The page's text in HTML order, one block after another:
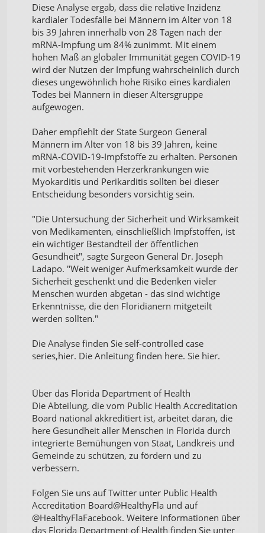
Diese Analyse ergab, dass die relative Inzidenz
kardialer Todesfälle bei Männern im Alter von 18
bis 39 Jahren innerhalb von 28 Tagen nach der
mRNA-Impfung um 84% zunimmt. Mit einem
hohen Maß an globaler Immunität gegen COVID-19
wird der Nutzen der Impfung wahrscheinlich durch
dieses ungewöhnlich hohe Risiko eines kardialen
Todes bei Männern in dieser Altersgruppe
aufgewogen.
Daher empfiehlt der State Surgeon General
Männern im Alter von 18 bis 39 Jahren, keine
mRNA-COVID-19-Impfstoffe zu erhalten. Personen
mit vorbestehenden Herzerkrankungen wie
Myokarditis und Perikarditis sollten bei dieser
Entscheidung besonders vorsichtig sein.
"Die Untersuchung der Sicherheit und Wirksamkeit
von Medikamenten, einschließlich Impfstoffen, ist
ein wichtiger Bestandteil der öffentlichen
Gesundheit", sagte Surgeon General Dr. Joseph
Ladapo. "Weit weniger Aufmerksamkeit wurde der
Sicherheit geschenkt und die Bedenken vieler
Menschen wurden abgetan - das sind wichtige
Erkenntnisse, die den Floridianern mitgeteilt
werden sollten."
Die Analyse finden Sie self-controlled case
series,hier. Die Anleitung finden here. Sie hier.
Über das Florida Department of Health
Die Abteilung, die vom Public Health Accreditation
Board national akkreditiert ist, arbeitet daran, die
here Gesundheit aller Menschen in Florida durch
integrierte Bemühungen von Staat, Landkreis und
Gemeinde zu schützen, zu fördern und zu
verbessern.
Folgen Sie uns auf Twitter unter Public Health
Accreditation Board@HealthyFla und auf
@HealthyFlaFacebook. Weitere Informationen über
das Florida Department of Health finden Sie unter